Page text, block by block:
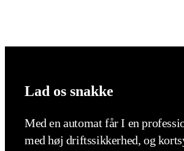
Lad os snakke
Med en automat får I en
med høj driftssikkerhed, og